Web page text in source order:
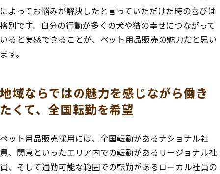
によってお悩みが解決したと言っていただけた時の喜びは
格別です。自分の行動が多くの犬や猫の幸せにつながって
いると実感できることが、ペット用品販売の魅力だと思い
ます。
地域ならではの魅力を感じながら働き
たくて、全国転勤を希望
ペット用品販売採用には、全国転勤があるナショナル社
員、関東といったエリア内での転勤があるリージョナル社
員、そして通勤可能な範囲での転勤があるローカル社員の